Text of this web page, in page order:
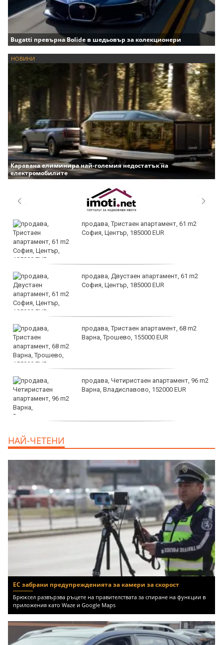
Bugatti превърна Bolide в шедьовър за колекционери
НОВИНИ
Каравана елиминира най-големия недостатък на
електромобилите
продава, Тристаен апартамент, 61 m2
София, Център, 185000 EUR
продава, Двустаен апартамент, 61 m2
София, Център, 185000 EUR
продава, Тристаен апартамент, 68 m2
Варна, Трошево, 155000 EUR
продава, Четиристаен апартамент, 96 m2
Варна, Владиславово, 152000 EUR
НАЙ-ЧЕТЕНИ
ЕС забрани предупрежденията за камери за скорост
Брюксел развързва ръцете на правителствата за спиране на функции в
приложения като Waze и Google Maps